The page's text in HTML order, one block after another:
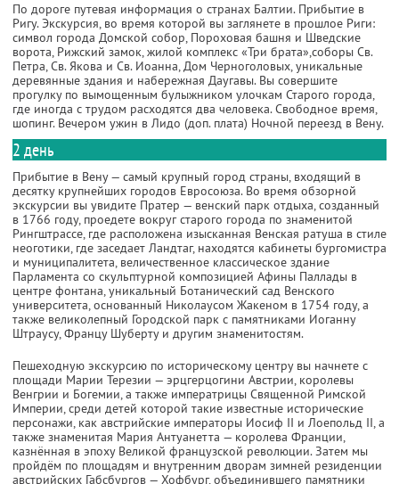
По дороге путевая информация о странах Балтии. Прибытие в
Ригу. Экскурсия, во время которой вы заглянете в прошлое Риги:
символ города Домской собор, Пороховая башня и Шведские
ворота, Рижский замок, жилой комплекс «Три брата»,соборы Св.
Петра, Св. Якова и Св. Иоанна, Дом Черноголовых, уникальные
деревянные здания и набережная Даугавы. Вы совершите
прогулку по вымощенным булыжником улочкам Старого города,
где иногда с трудом расходятся два человека. Свободное время,
шопинг. Вечером ужин в Лидо (доп. плата) Ночной переезд в Вену.
2 день
Прибытие в Вену — самый крупный город страны, входящий в
десятку крупнейших городов Евросоюза. Во время обзорной
экскурсии вы увидите Пратер — венский парк отдыха, созданный
в 1766 году, проедете вокруг старого города по знаменитой
Рингштрассе, где расположена изысканная Венская ратуша в стиле
неоготики, где заседает Ландтаг, находятся кабинеты бургомистра
и муниципалитета, величественное классическое здание
Парламента со скульптурной композицией Афины Паллады в
центре фонтана, уникальный Ботанический сад Венского
университета, основанный Николаусом Жакеном в 1754 году, а
также великолепный Городской парк с памятниками Иоганну
Штраусу, Францу Шуберту и другим знаменитостям.
Пешеходную экскурсию по историческому центру вы начнете с
площади Марии Терезии — эрцгерцогини Австрии, королевы
Венгрии и Богемии, а также императрицы Священной Римской
Империи, среди детей которой такие известные исторические
персонажи, как австрийские императоры Иосиф II и Лоепольд II, а
также знаменитая Мария Антуанетта — королева Франции,
казнённая в эпоху Великой французской революции. Затем мы
пройдём по площадям и внутренним дворам зимней резиденции
австрийских Габсбургов — Хофбург, объединившего памятники